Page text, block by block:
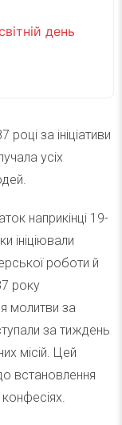
день
за ініціативи
усіх
наприкінці 19-
ініціювали
роботи й
року
молитви за
за тиждень
місій. Цей
встановлення
конфесіях.